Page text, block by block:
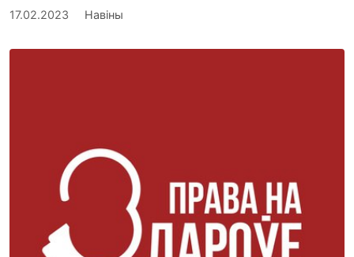
17.02.2023 Навіны